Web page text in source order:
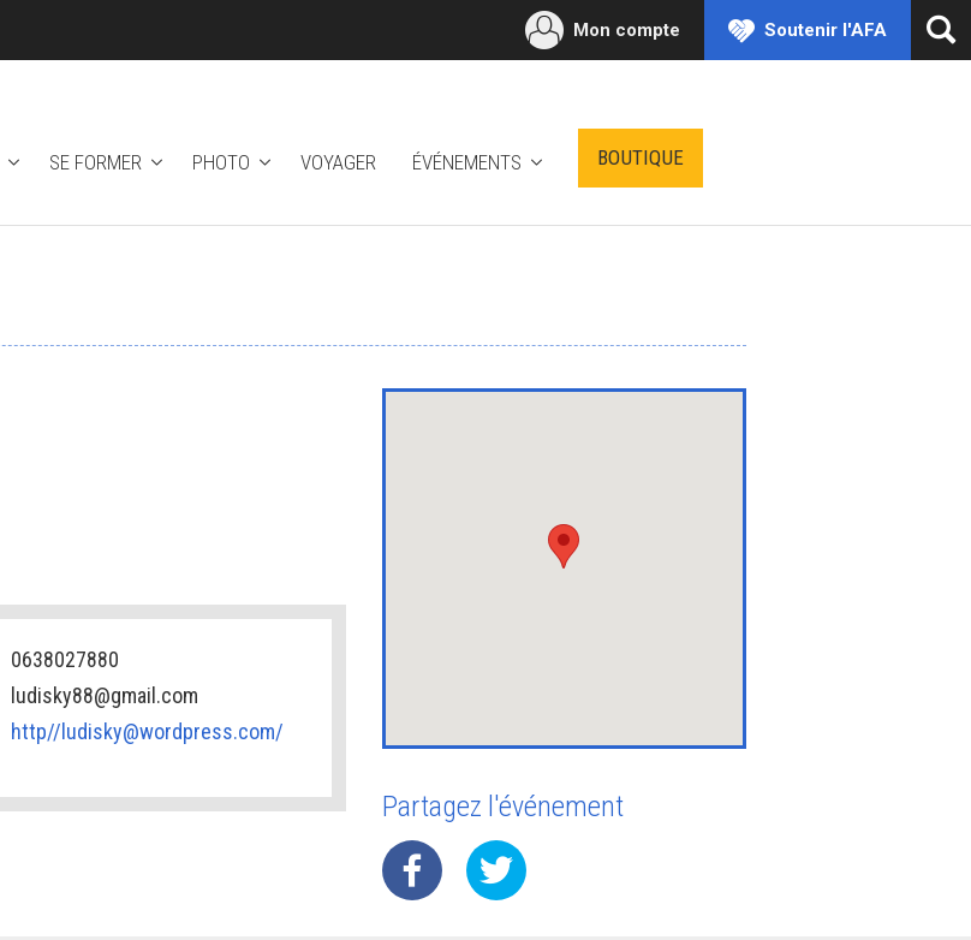
SE FORMER PHOTO VOYAGER ÉVÉNEMENTS BOUTIQUE
Mon compte Soutenir l'AFA
0638027880
ludisky88@gmail.com
http//ludisky@wordpress.com/
Partagez l'événement